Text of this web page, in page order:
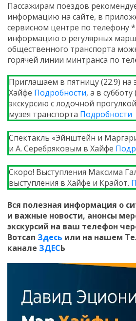
Пассажирам поездов
информацию на сайте, в
сервисном центре по телефону
информацию о регулярных
общественного транспорта
горячей линии минтранса по
Приглашаем в пятницу (22.9) на
Хайфе Подробности, а в субботу
экскурсию с лодочной
музея транспорта Подробности
Спектакль «Эйнштейн и
и А. Серебряковым в Хайфе
Скоро! Выступления Максима
выступления в Хайфе и Крайот.
Вся полезная информация о
и важные новости, анонсы
экскурсий на ваш телефон
Вотсап Здесь или на нашем
канале ЗДЕСЬ